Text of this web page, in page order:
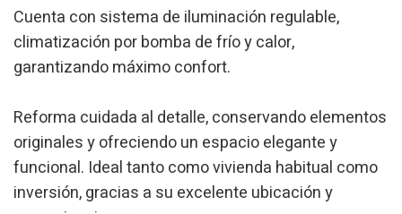
Cuenta con sistema de iluminación regulable,
climatización por bomba de frío y calor,
garantizando máximo confort.
Reforma cuidada al detalle, conservando elementos
originales y ofreciendo un espacio elegante y
funcional. Ideal tanto como vivienda habitual como
inversión, gracias a su excelente ubicación y
Permiten realizar el seguimiento y análisis del
comportamiento de los usuarios de este sitio web. La
información recogida mediante este tipo de cookies se
utiliza en la medición de la actividad de la web para la
elaboración de perfiles de navegación de los usuarios con
guardar la información de preferencia del usuario para
mejorar la calidad de nuestros servicios y para ofrecer una
mejor experiencia a través de productos recomendados.
Marketing y publicidad